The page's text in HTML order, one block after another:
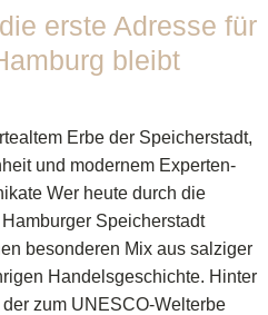
erste Adresse für
bleibt
Erbe der Speicherstadt,
und modernem Experten-
Wer heute durch die
Speicherstadt
besonderen Mix aus salziger
Handelsgeschichte. Hinter
zum UNESCO-Welterbe